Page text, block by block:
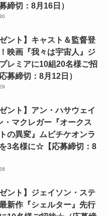
締切：8月16日）
ゼント】キャスト＆監督登
映画『我々は宇宙人』ジ
レミアに10組20名様ご招
募締切：8月12日）
ゼント】アン・ハサウェイ
・マクレガー『オークス
の異変』ムビチケオンラ
3名様に☆【応募締切：8
ゼント】ジェイソン・ステ
新作『シェルター』先行